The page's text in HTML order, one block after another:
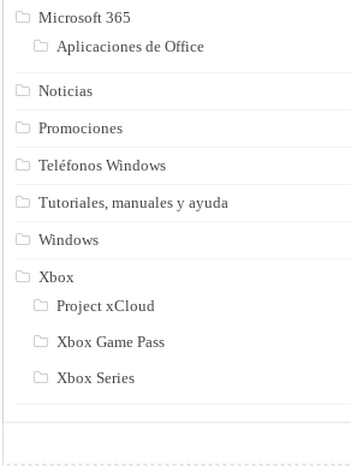
Microsoft 365
Aplicaciones de Office
Noticias
Promociones
Teléfonos Windows
Tutoriales, manuales y ayuda
Windows
Xbox
Project xCloud
Xbox Game Pass
Xbox Series